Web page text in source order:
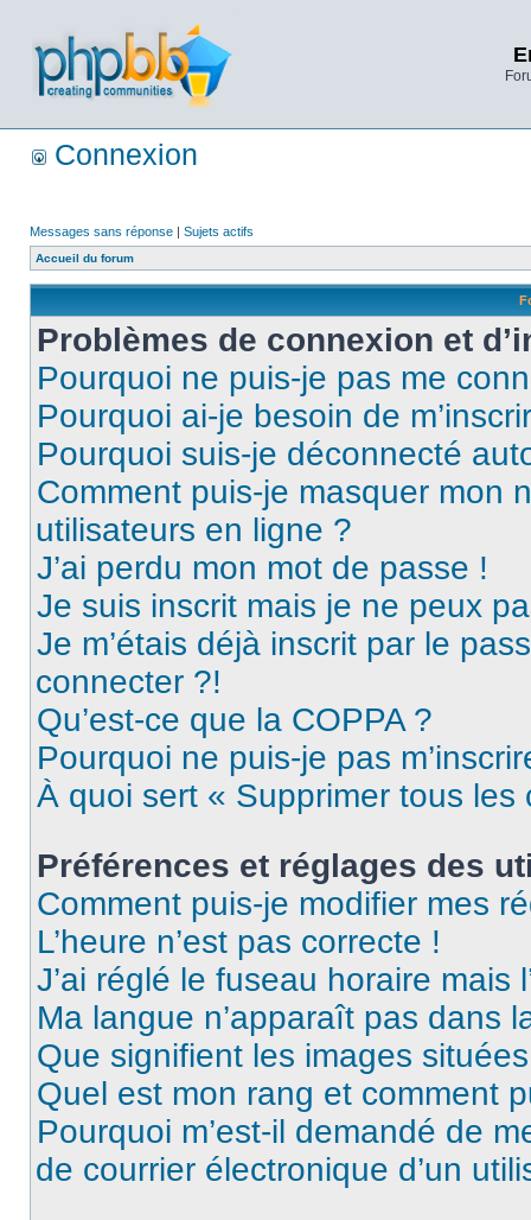
Connexion
Messages sans réponse | Sujets actifs
Accueil du forum
Problèmes de connexion et
Pourquoi ne puis-je pas me
Pourquoi ai-je besoin de
Pourquoi suis-je déconnecté
Comment puis-je masquer mon
utilisateurs en ligne ?
J’ai perdu mon mot de passe !
Je suis inscrit mais je ne peux
Je m’étais déjà inscrit par le
connecter ?!
Qu’est-ce que la COPPA ?
Pourquoi ne puis-je pas
À quoi sert « Supprimer tous les
Préférences et réglages des
Comment puis-je modifier mes
L’heure n’est pas correcte !
J’ai réglé le fuseau horaire mais
Ma langue n’apparaît pas dans
Que signifient les images
Quel est mon rang et comment
Pourquoi m’est-il demandé de
de courrier électronique d’un